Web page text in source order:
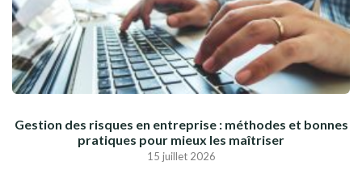
Gestion des risques en entreprise : méthodes et bonnes
pratiques pour mieux les maîtriser
15 juillet 2026